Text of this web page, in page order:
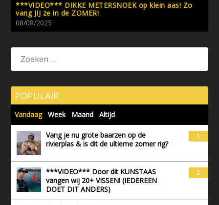
***VIDEO*** DIKKE METERSNOEK op klein aas! Zo
vang JIJ ze in de ZOMER!
08/08/2025
POPULAIR
Vandaag Week Maand Altijd
Vang je nu grote baarzen op de
rivierplas & is dit de ultieme zomer rig?
1
***VIDEO*** Door dit KUNSTAAS
vangen wij 20+ VISSEN! (IEDEREEN
DOET DIT ANDERS)
2